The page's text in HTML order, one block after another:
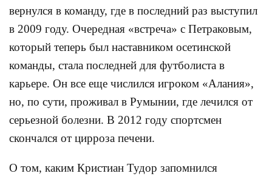
вернулся в команду, где в последний раз выступил
в 2009 году. Очередная «встреча» с Петраковым,
который теперь был наставником осетинской
команды, стала последней для футболиста в
карьере. Он все еще числился игроком «Алания»,
но, по сути, проживал в Румынии, где лечился от
серьезной болезни. В 2012 году спортсмен
скончался от цирроза печени.
О том, каким Кристиан Тудор запомнился